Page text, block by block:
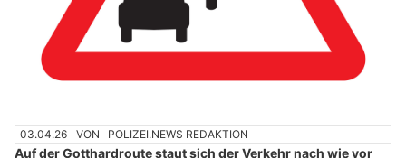
03.04.26 VON POLIZEI.NEWS REDAKTION
Auf der Gotthardroute staut sich der Verkehr nach wie vor